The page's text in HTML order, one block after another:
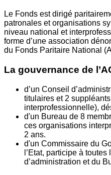
Le Fonds est dirigé
patronales et organisations
niveau national et
forme d’une association
du Fonds Paritaire National
La gouvernance de
d’un Conseil
titulaires et 2
interprofessionnelle),
d'un Bureau de 8
ces organisations
2 ans.
d'un Commissaire du
l’Etat, participe à
d’administration et du